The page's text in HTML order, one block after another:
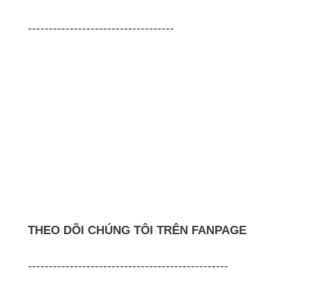
-----------------------------------
THEO DÕI CHÚNG TÔI TRÊN FANPAGE
------------------------------------------------